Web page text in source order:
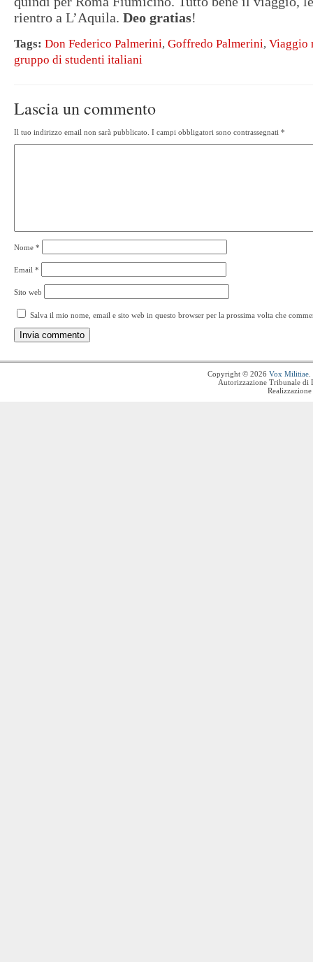
rientro a L’Aquila. Deo gratias!
Tags: Don Federico Palmerini, Goffredo Palmerini, Viaggio
gruppo di studenti italiani
Lascia un commento
Il tuo indirizzo email non sarà pubblicato. I campi obbligatori sono contrassegnati *
Nome *
Email *
Sito web
Salva il mio nome, email e sito web in questo browser per la prossima volta che
Copyright © 2026 Vox Militiae
Autorizzazione Tribunale di